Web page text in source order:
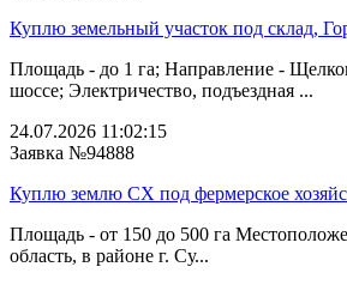
Куплю земельный участок под склад,
Площадь - до 1 га; Направление -
шоссе; Электричество, подъездная ...
24.07.2026 11:02:15
Заявка №94888
Куплю землю СХ под фермерское
Площадь - от 150 до 500 га
область, в районе г. Су...